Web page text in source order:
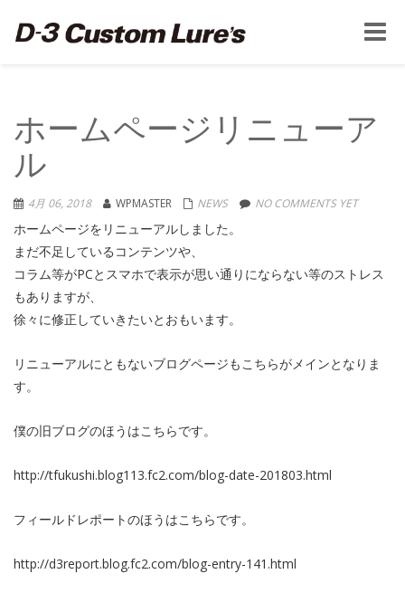
Toggle
ホームページリニューア
ル
4月 06, 2018 WPMASTER NEWS NO COMMENTS YET
ホームページをリニューアルしました。
まだ不足しているコンテンツや、
コラム等がPCとスマホで表示が思い通りにならない等のストレス
もありますが、
徐々に修正していきたいとおもいます。
リニューアルにともないブログページもこちらがメインとなりま
す。
僕の旧ブログのほうはこちらです。
http://tfukushi.blog113.fc2.com/blog-date-201803.html
フィールドレポートのほうはこちらです。
http://d3report.blog.fc2.com/blog-entry-141.html